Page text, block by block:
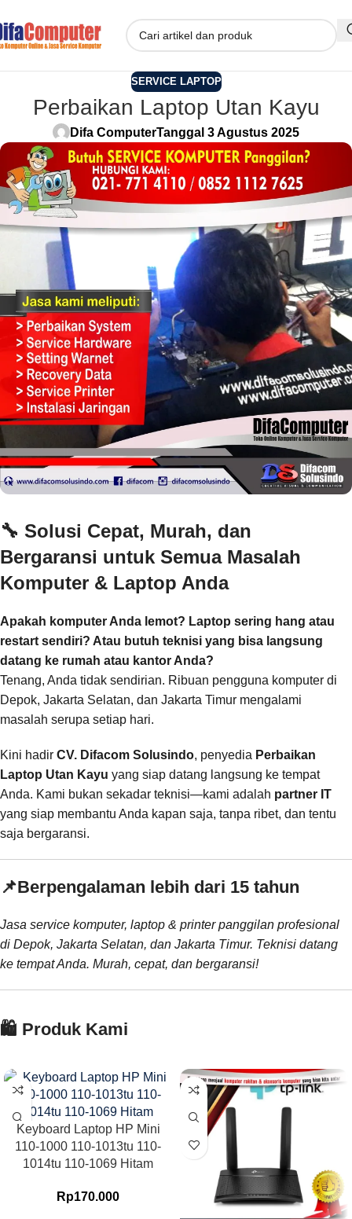
SERVICE LAPTOP
Perbaikan Laptop Utan Kayu
Difa ComputerTanggal 3 Agustus 2025
🔧 Solusi Cepat, Murah, dan
Bergaransi untuk Semua Masalah
Komputer & Laptop Anda
Apakah komputer Anda lemot? Laptop sering hang atau
restart sendiri? Atau butuh teknisi yang bisa langsung
datang ke rumah atau kantor Anda?
Tenang, Anda tidak sendirian. Ribuan pengguna komputer di
Depok, Jakarta Selatan, dan Jakarta Timur mengalami
masalah serupa setiap hari.
Kini hadir CV. Difacom Solusindo, penyedia Perbaikan
Laptop Utan Kayu yang siap datang langsung ke tempat
Anda. Kami bukan sekadar teknisi—kami adalah partner IT
yang siap membantu Anda kapan saja, tanpa ribet, dan tentu
saja bergaransi.
📌Berpengalaman lebih dari 15 tahun
Jasa service komputer, laptop & printer panggilan profesional
di Depok, Jakarta Selatan, dan Jakarta Timur. Teknisi datang
ke tempat Anda. Murah, cepat, dan bergaransi!
🛍️ Produk Kami
Keyboard Laptop HP Mini
110-1000 110-1013tu 110-
1014tu 110-1069 Hitam
Rp170.000